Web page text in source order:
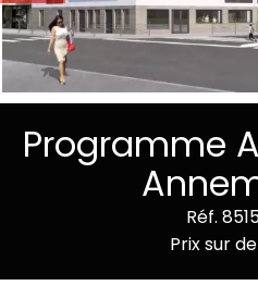
Programme
Réf.
Prix sur